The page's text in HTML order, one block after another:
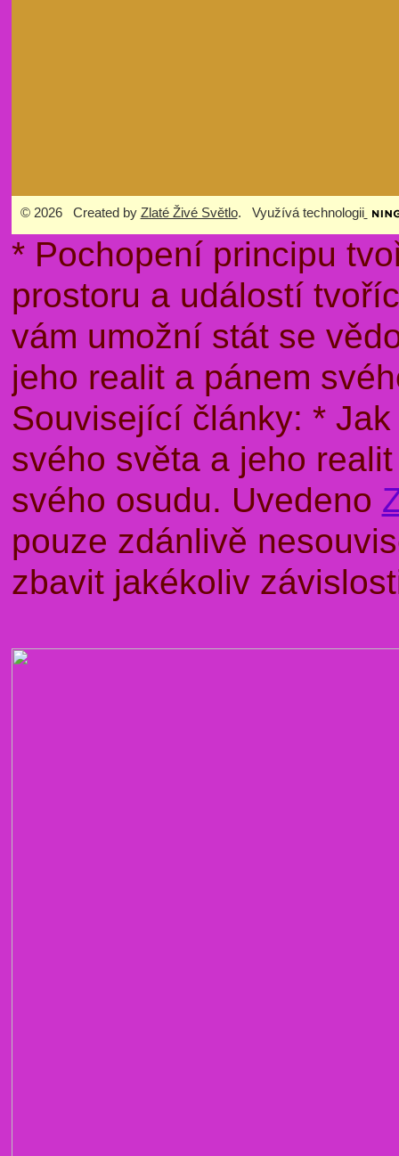
© 2026 Created by Zlaté Živé Světlo. Využívá technologii
* Pochopení principu
prostoru a událostí
vám umožní stát se
jeho realit a pánem
Související články: *
svého světa a jeho
svého osudu. Uvedeno
pouze zdánlivě
zbavit jakékoliv